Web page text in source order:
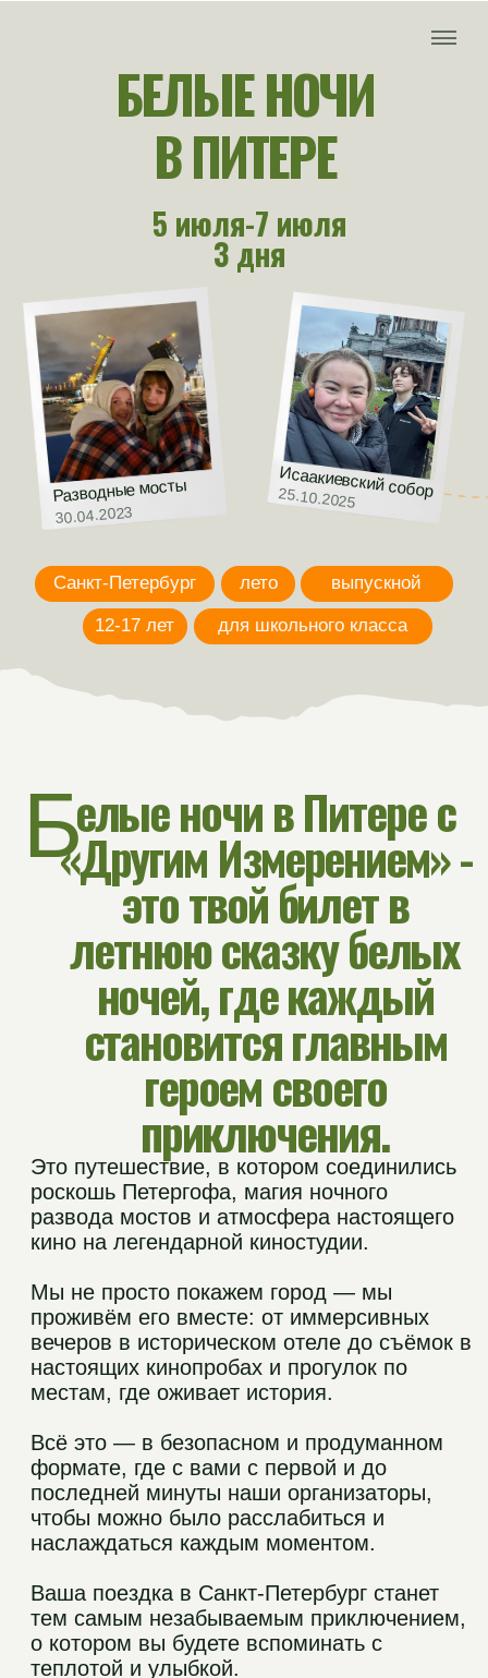
Разводные мосты
30.04.2023
Исаакиевский собор
25.10.2025
5 июля-7 июля
3 дня
БЕЛЫЕ НОЧИ
В ПИТЕРЕ
Санкт-Петербург
для школьного класса
12-17 лет
выпускной
лето
Белые ночи в Питере с
«Другим Измерением» -
это твой билет в
летнюю сказку белых
ночей, где каждый
приключения.
Это путешествие, в котором соединились
роскошь Петергофа, магия ночного
развода мостов и атмосфера настоящего
кино на легендарной киностудии.
Мы не просто покажем город — мы
проживём его вместе: от иммерсивных
вечеров в историческом отеле до съёмок в
настоящих кинопробах и прогулок по
местам, где оживает история.
Всё это — в безопасном и продуманном
формате, где с вами с первой и до
последней минуты наши организаторы,
чтобы можно было расслабиться и
наслаждаться каждым моментом.
Ваша поездка в Санкт-Петербург станет
тем самым незабываемым приключением,
о котором вы будете вспоминать с
теплотой и улыбкой.
Стоимость программы может меняться
в зависимости от количества человек,
Ваше уникальное
приключение всего за: 43 900* ₽
Забронировать
Где будем жить?
Отель "Матисов Домик"
Размещение в уютном отеле в
историческом центре Санкт-Петербурга.
Отель находится в непосредственной
близости от главных
достопримечательностей города: